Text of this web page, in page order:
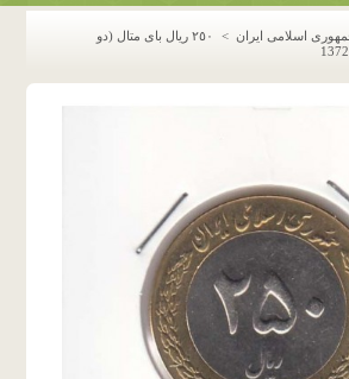
اسلامی ایران >
٢٥٠ ريال باى متال (دو